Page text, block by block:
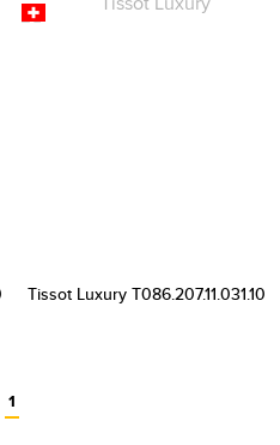
Tissot Luxury T086.207.11.031.10
1